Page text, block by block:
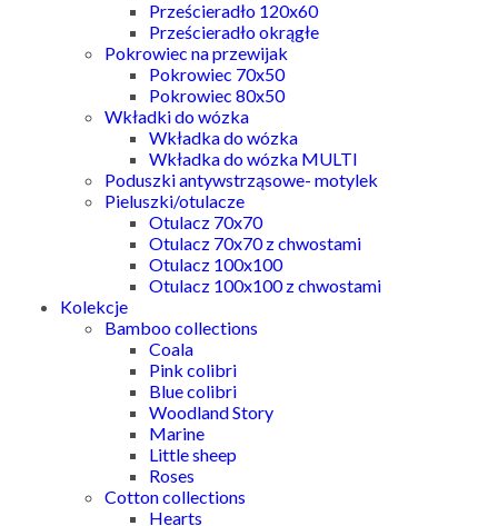
Prześcieradło 120x60
Prześcieradło okrągłe
Pokrowiec na przewijak
Pokrowiec 70x50
Pokrowiec 80x50
Wkładki do wózka
Wkładka do wózka
Wkładka do wózka MULTI
Poduszki antywstrząsowe- motylek
Pieluszki/otulacze
Otulacz 70x70
Otulacz 70x70 z chwostami
Otulacz 100x100
Otulacz 100x100 z chwostami
Kolekcje
Bamboo collections
Coala
Pink colibri
Blue colibri
Woodland Story
Marine
Little sheep
Roses
Cotton collections
Hearts